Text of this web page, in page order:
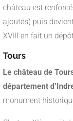
château est
ajoutés) puis
XVIII en fait un
Tours
Le château de
département
monument